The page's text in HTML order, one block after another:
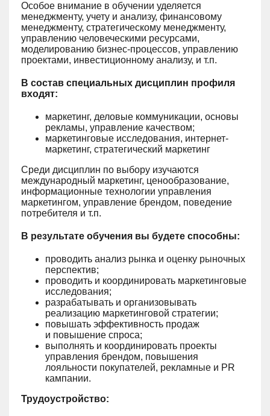
Особое внимание в обучении уделяется
менеджменту, учету и анализу, финансовому
менеджменту, стратегическому менеджменту,
управлению человеческими ресурсами,
моделированию бизнес-процессов, управлению
проектами, инвестиционному анализу, и т.п.
В состав специальных дисциплин профиля
входят:
маркетинг, деловые коммуникации, основы
рекламы, управление качеством;
маркетинговые исследования, интернет-
маркетинг, стратегический маркетинг
Среди дисциплин по выбору изучаются
международный маркетинг, ценообразование,
информационные технологии управления
маркетингом, управление брендом, поведение
потребителя и т.п.
В результате обучения вы будете способны:
проводить анализ рынка и оценку рыночных
перспектив;
проводить и координировать маркетинговые
исследования;
разрабатывать и организовывать
реализацию маркетинговой стратегии;
повышать эффективность продаж
и повышение спроса;
выполнять и координировать проекты
управления брендом, повышения
лояльности покупателей, рекламные и PR
кампании.
Трудоустройство: